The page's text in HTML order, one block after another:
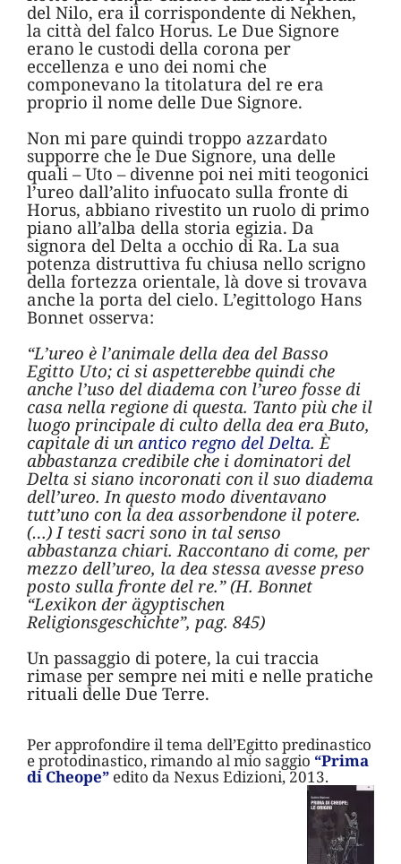
del Nilo, era il corrispondente di Nekhen,
la città del falco Horus. Le Due Signore
erano le custodi della corona per
eccellenza e uno dei nomi che
componevano la titolatura del re era
proprio il nome delle Due Signore.
Non mi pare quindi troppo azzardato
supporre che le Due Signore, una delle
quali – Uto – divenne poi nei miti teogonici
l’ureo dall’alito infuocato sulla fronte di
Horus, abbiano rivestito un ruolo di primo
piano all’alba della storia egizia. Da
signora del Delta a occhio di Ra. La sua
potenza distruttiva fu chiusa nello scrigno
della fortezza orientale, là dove si trovava
anche la porta del cielo. L’egittologo Hans
Bonnet osserva:
“L’ureo è l’animale della dea del Basso
Egitto Uto; ci si aspetterebbe quindi che
anche l’uso del diadema con l’ureo fosse di
casa nella regione di questa. Tanto più che il
luogo principale di culto della dea era Buto,
capitale di un antico regno del Delta. È
abbastanza credibile che i dominatori del
Delta si siano incoronati con il suo diadema
dell’ureo. In questo modo diventavano
tutt’uno con la dea assorbendone il potere.
(…) I testi sacri sono in tal senso
abbastanza chiari. Raccontano di come, per
mezzo dell’ureo, la dea stessa avesse preso
posto sulla fronte del re.” (H. Bonnet
“Lexikon der ägyptischen
Religionsgeschichte”, pag. 845)
Un passaggio di potere, la cui traccia
rimase per sempre nei miti e nelle pratiche
rituali delle Due Terre.
Per approfondire il tema dell’Egitto predinastico
e protodinastico, rimando al mio saggio “Prima
di Cheope” edito da Nexus Edizioni, 2013.